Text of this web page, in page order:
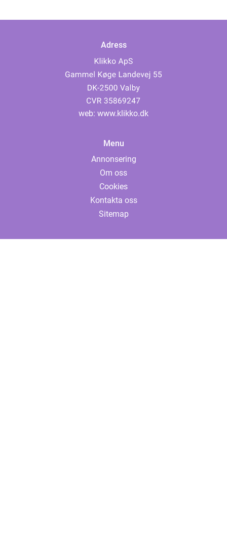
Adress
web: www.klikko.dk
Menu
Annonsering
Om oss
Cookies
Kontakta oss
Sitemap